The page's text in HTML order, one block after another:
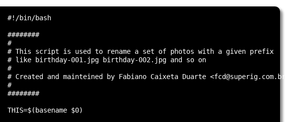
  #!/bin/bash
  ########
  #
  # This script is used to rename a set of photos with a given prefix
  # like birthday-001.jpg birthday-002.jpg and so on
  #
  # Created and mainteined by Fabiano Caixeta Duarte <fcd@superig.com.br>
  #
  ########
  THIS=$(basename $0)